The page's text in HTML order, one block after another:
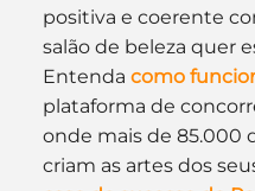
positiva e coerente
salão de beleza quer
Entenda como
plataforma de
onde mais de 85.000
criam as artes dos